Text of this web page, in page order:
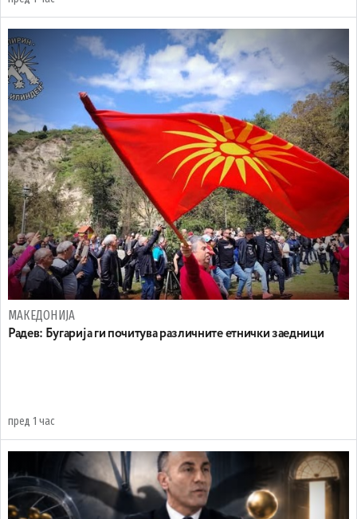
МАКЕДОНИЈА
Радев: Бугарија ги почитува различните етнички заедници
пред 1 час